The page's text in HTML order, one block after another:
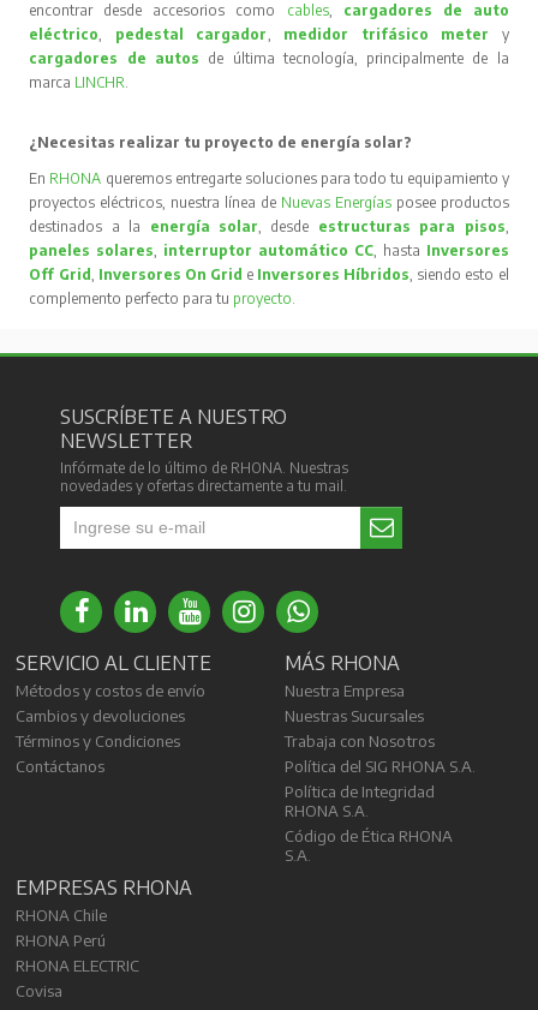
encontrar desde accesorios como cables, cargadores de auto
eléctrico, pedestal cargador, medidor trifásico meter
y
cargadores de autos de última tecnología, principalmente de la
marca LINCHR.
¿Necesitas realizar tu proyecto de energía solar?
En RHONA queremos entregarte soluciones para todo tu equipamiento y
proyectos eléctricos, nuestra línea de Nuevas Energíasposee productos
destinados a la energía solar, desde estructuras para pisos,
paneles solares, interruptor automático CC, hasta Inversores
Off Grid, Inversores On Grid e Inversores Híbridos, siendo esto el
complemento perfecto para tu proyecto.
SUSCRÍBETE A NUESTRO
NEWSLETTER
Infórmate de lo último de RHONA. Nuestras
novedades y ofertas directamente a tu mail.
SERVICIO AL CLIENTE
Métodos y costos de envío
Cambios y devoluciones
Términos y Condiciones
Contáctanos
MÁS RHONA
Nuestra Empresa
Nuestras Sucursales
Trabaja con Nosotros
Política del SIG RHONA S.A.
Política de Integridad
RHONA S.A.
Código de Ética RHONA
S.A.
EMPRESAS RHONA
RHONA Chile
RHONA Perú
RHONA ELECTRIC
Covisa